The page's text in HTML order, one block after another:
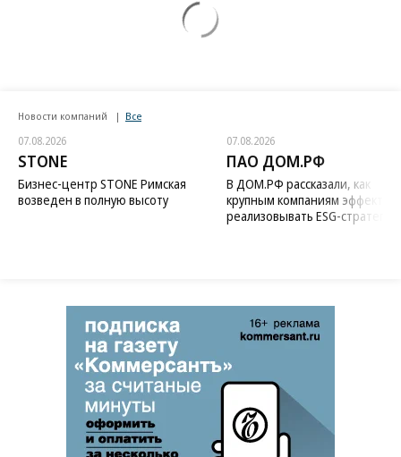
Новости компаний Все
07.08.2026
STONE
Бизнес-центр STONE Римская
возведен в полную высоту
07.08.2026
ПАО ДОМ.РФ
В ДОМ.РФ рассказали, как
крупным компаниям
реализовывать ESG-стратегию